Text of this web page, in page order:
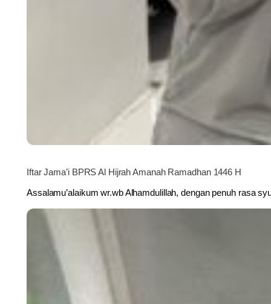
Iftar Jama’i BPRS Al Hijrah Amanah Ramadhan 1446 H
Assalamu’alaikum wr.wb Alhamdulillah, dengan penuh rasa